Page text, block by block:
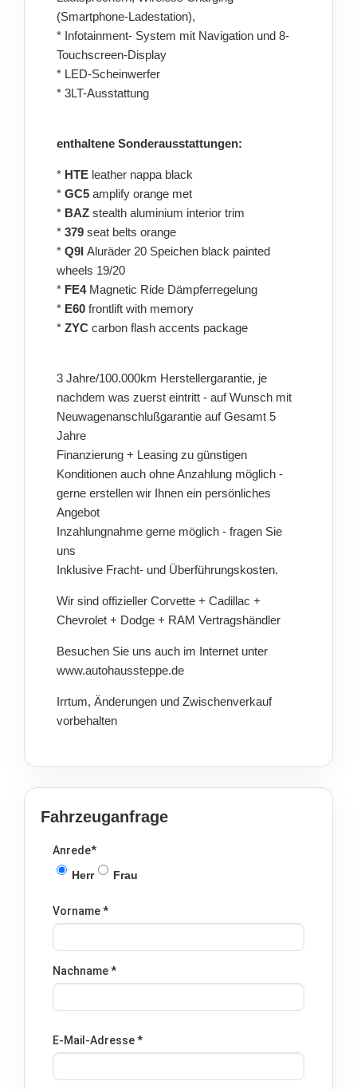
(Smartphone-Ladestation),
* Infotainment- System mit Navigation und 8-
Touchscreen-Display
* LED-Scheinwerfer
* 3LT-Ausstattung
enthaltene Sonderausstattungen:
* HTE leather nappa black
* GC5 amplify orange met
* BAZ stealth aluminium interior trim
* 379 seat belts orange
* Q9I Aluräder 20 Speichen black painted
wheels 19/20
* FE4Magnetic Ride Dämpferregelung
* E60 frontlift with memory
* ZYC carbon flash accents package
3 Jahre/100.000km Herstellergarantie, je
nachdem was zuerst eintritt - auf Wunsch mit
Neuwagenanschlußgarantie auf Gesamt 5
Jahre
Finanzierung + Leasing zu günstigen
Konditionen auch ohne Anzahlung möglich -
gerne erstellen wir Ihnen ein persönliches
Angebot
Inzahlungnahme gerne möglich - fragen Sie
uns
Inklusive Fracht- und Überführungskosten.
Wir sind offizieller Corvette + Cadillac +
Chevrolet + Dodge + RAM Vertragshändler
Besuchen Sie uns auch im Internet unter
www.autohaussteppe.de
Irrtum, Änderungen und Zwischenverkauf
vorbehalten
Fahrzeuganfrage
Anrede*
Herr
Frau
Vorname*
Nachname*
E-Mail-Adresse*